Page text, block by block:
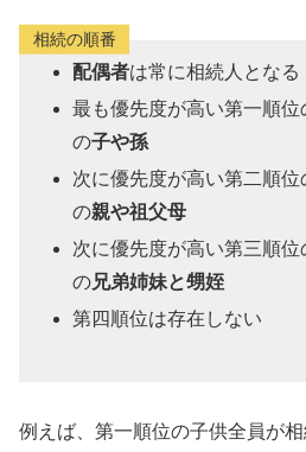
相続の順番
配偶者は常に相続人となる
最も優先度が高い第一順位
の子や孫
次に優先度が高い第二順位
の親や祖父母
次に優先度が高い第三順位
の兄弟姉妹と甥姪
第四順位は存在しない
例えば、第一順位の子供全員が